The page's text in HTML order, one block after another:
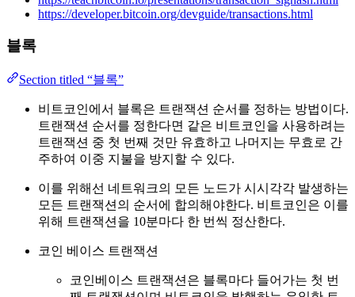
https://developer.bitcoin.org/devguide/transactions.html
블록
Section titled “블록”
비트코인에서 블록은 트랜잭션 순서를 정하는 방법이다.
트랜잭션 순서를 정한다면 같은 비트코인을 사용하려는
트랜잭션 중 첫 번째 것만 유효하고 나머지는 무효로 간
주하여 이중 지불을 방지할 수 있다.
이를 위해선 네트워크의 모든 노드가 시시각각 발생하는
모든 트랜잭션의 순서에 합의해야한다. 비트코인은 이를
위해 트랜잭션을 10분마다 한 번씩 정산한다.
코인 베이스 트랜잭션
코인베이스 트랜잭션은 블록마다 들어가는 첫 번